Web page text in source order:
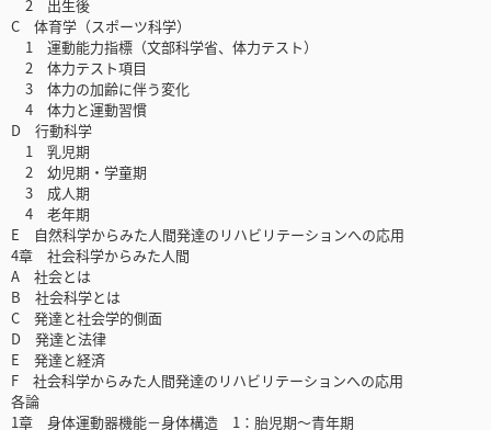
2 出生後
C 体育学（スポーツ科学）
1 運動能力指標（文部科学省、体力テスト）
2 体力テスト項目
3 体力の加齢に伴う変化
4 体力と運動習慣
D 行動科学
1 乳児期
2 幼児期・学童期
3 成人期
4 老年期
E 自然科学からみた人間発達のリハビリテーションへの応用
4章 社会科学からみた人間
A 社会とは
B 社会科学とは
C 発達と社会学的側面
D 発達と法律
E 発達と経済
F 社会科学からみた人間発達のリハビリテーションへの応用
各論
1章 身体運動器機能－身体構造 1：胎児期～青年期